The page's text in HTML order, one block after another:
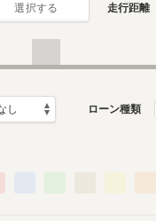
選択する 走行距離
ローン種類